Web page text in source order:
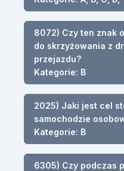
8072) Czy ten znak
do skrzyżowania z
przejazdu?
Kategorie: B
2025) Jaki jest cel
samochodzie
Kategorie: B
6305) Czy podczas